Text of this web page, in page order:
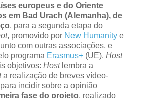
europeus e do Oriente
em Bad Urach (Alemanha), de
, para a segunda etapa do
, promovido porNew Humanitye
com outras associações, e
programa Erasmus+(UE). Host
objetivos: Hostlembra a
a realização de breves vídeo-
incidir sobre a opinião
fase do projeto, realizado